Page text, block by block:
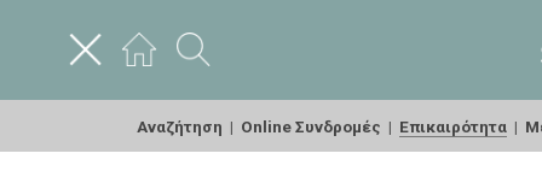
Αναζήτηση | Online Συνδρομές | Επικαιρότητα |